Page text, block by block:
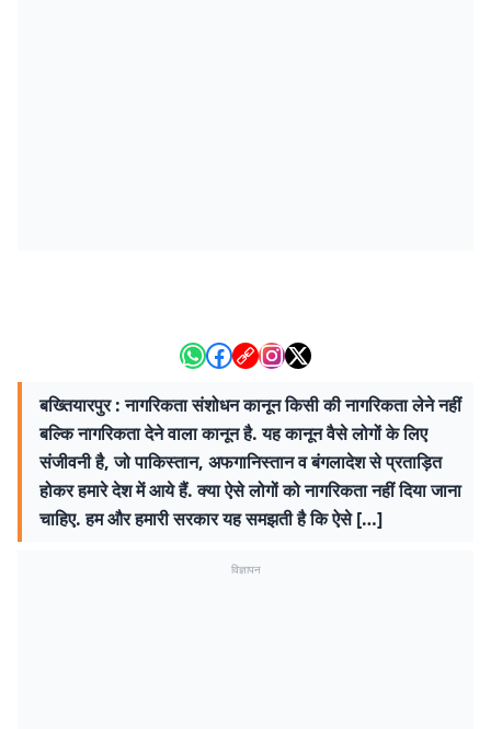
बख्तियारपुर : नागरिकता संशोधन कानून किसी की नागरिकता लेने नहीं
बल्कि नागरिकता देने वाला कानून है. यह कानून वैसे लोगों के लिए
संजीवनी है, जो पाकिस्तान, अफगानिस्तान व बंगलादेश से प्रताड़ित
होकर हमारे देश में आये हैं. क्या ऐसे लोगों को नागरिकता नहीं दिया जाना
चाहिए. हम और हमारी सरकार यह समझती है कि ऐसे […]
विज्ञापन